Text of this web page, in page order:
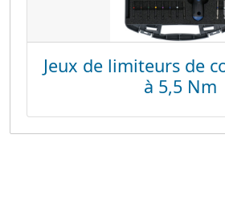
Jeux de limiteurs de
à 5,5 Nm